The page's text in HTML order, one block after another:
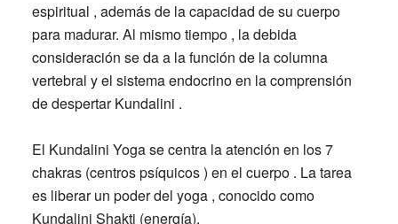
espiritual , además de la capacidad de su cuerpo
para madurar. Al mismo tiempo , la debida
consideración se da a la función de la columna
vertebral y el sistema endocrino en la comprensión
de despertar Kundalini .
El Kundalini Yoga se centra la atención en los 7
chakras (centros psíquicos ) en el cuerpo . La tarea
es liberar un poder del yoga , conocido como
Kundalini Shakti (energía).